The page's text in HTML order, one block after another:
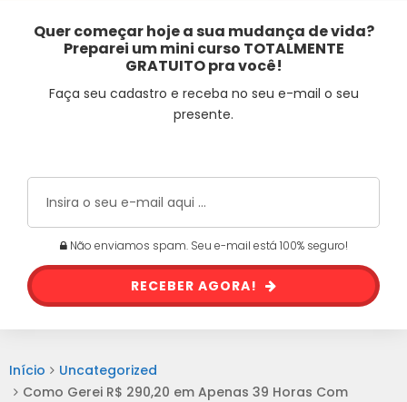
Quer começar hoje a sua mudança de vida?
Preparei um mini curso TOTALMENTE
GRATUITO pra você!
Faça seu cadastro e receba no seu e-mail o seu
presente.
Não enviamos spam. Seu e-mail está 100% seguro!
RECEBER AGORA!
Início
Uncategorized
Como Gerei R$ 290,20 em Apenas 39 Horas Com